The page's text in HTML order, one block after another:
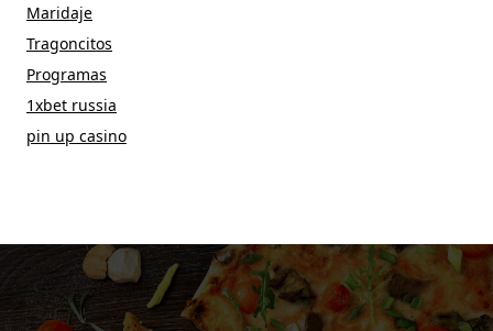
Maridaje
Tragoncitos
Programas
1xbet russia
pin up casino